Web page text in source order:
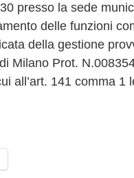
presso la sede
delle funzioni
della gestione
Milano Prot.
all’art. 141 comma